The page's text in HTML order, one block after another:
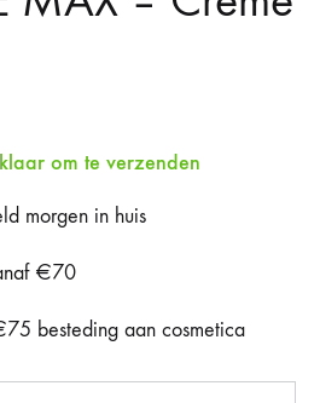
om te verzenden
morgen in huis
€70
besteding aan cosmetica